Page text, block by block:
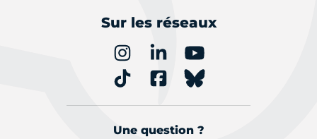
Sur les réseaux
Une question ?